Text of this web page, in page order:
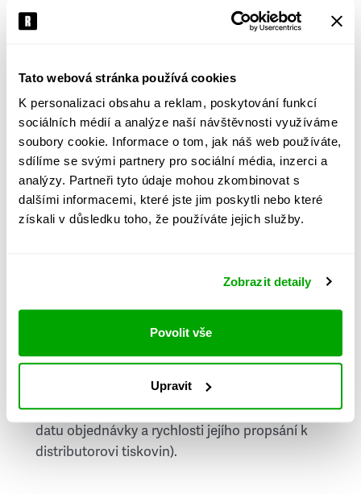
Tato webová stránka používá cookies
K personalizaci obsahu a reklam, poskytování funkcí
sociálních médií a analýze naší návštěvnosti využíváme
soubory cookie. Informace o tom, jak náš web používáte,
sdílíme se svými partnery pro sociální média, inzerci a
analýzy. Partneři tyto údaje mohou zkombinovat s
dalšími informacemi, které jste jim poskytli nebo které
získali v důsledku toho, že používáte jejich služby.
Zobrazit detaily
Povolit vše
Upravit
Ulice
Město
PSČ
Stát
doručování týdeníku Respekt v tištěné verzi, na
první vydání ve vaší schránce se můžete těšit
příští, nejpozději přespříští týden (v závislosti na
datu objednávky a rychlosti jejího propsání k
distributorovi tiskovin).